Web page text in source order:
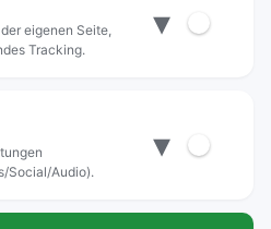
eigenen Seite,
Tracking.
▾
Social/Audio).
▾